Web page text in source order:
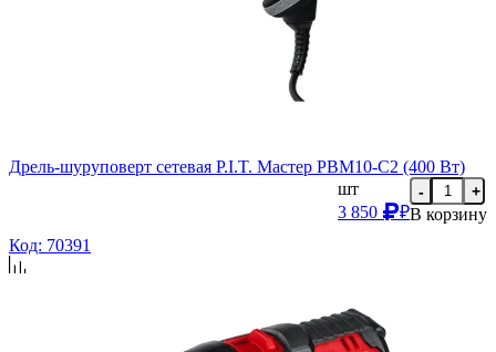
Дрель-шуруповерт сетевая P.I.T. Мастер PBM10-C2 (400 Вт)
шт
3 850
₽
- +
В корзину
Код: 70391